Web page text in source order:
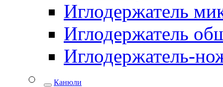
Иглодержатель
Иглодержатель
Иглодержатель-
Канюли